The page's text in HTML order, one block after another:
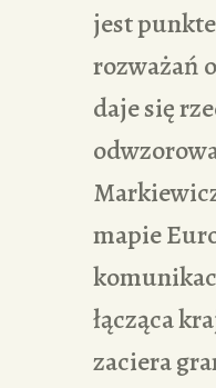
jest
rozważań
daje się
mapie
łącząca
zaciera